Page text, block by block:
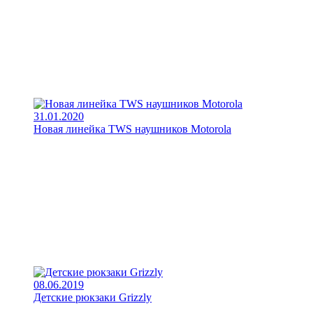
31.01.2020
Новая линейка TWS наушников Motorola
08.06.2019
Детские рюкзаки Grizzly